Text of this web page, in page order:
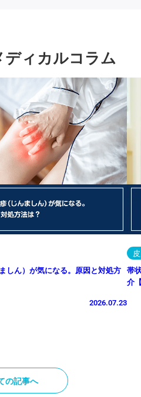
ィカルコラム
しん）が気になる。原因と対処方
2026.07.23
帯
介
の記事へ